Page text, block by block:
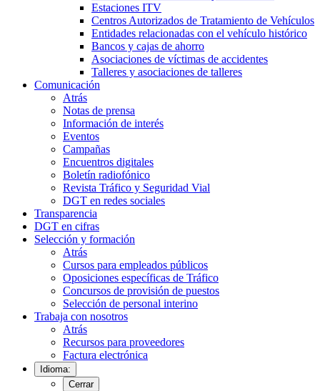
Estaciones ITV
Centros Autorizados de Tratamiento de Vehículos
Entidades relacionadas con el vehículo histórico
Bancos y cajas de ahorro
Asociaciones de víctimas de accidentes
Talleres y asociaciones de talleres
Comunicación
Atrás
Notas de prensa
Información de interés
Eventos
Campañas
Encuentros digitales
Boletín radiofónico
Revista Tráfico y Seguridad Vial
DGT en redes sociales
Transparencia
DGT en cifras
Selección y formación
Atrás
Cursos para empleados públicos
Oposiciones específicas de Tráfico
Concursos de provisión de puestos
Selección de personal interino
Trabaja con nosotros
Atrás
Recursos para proveedores
Factura electrónica
Idioma:
Cerrar